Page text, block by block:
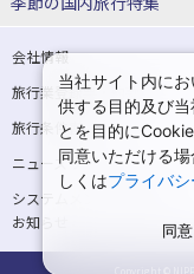
埼玉県
茨城県
北陸
東京都ホテル・旅館
埼玉県ホテル・旅館
茨城県ホテル・旅館
群馬県ホテル・旅館
層雲峡温泉(北海道)
東北
花巻温泉(岩手)
かみのやま温泉(山形)
秋保温泉(宮城)
青森旅行・ツアー
宮城旅行・ツアー
山形旅行・ツアー
東京旅行・ツアー
カップル・夫婦旅行 国内
卒業旅行・学生旅行 国内
桜・お花見特集
夏休み・お盆の国内旅行
8月の国内旅行
10月の国内旅行
紅葉旅行
会社情報
旅行業登録票・約款
旅行条件書
ニュースリリース
システムメンテナンスの
お知らせ
当社サイト内に
供する目的及び
とを目的に
同意いただける
しくはプライバ
同